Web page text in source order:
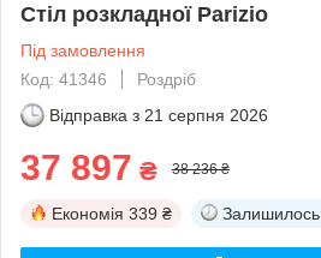
Стіл розкладної Parizio
Під замовлення
Код: 41346
Роздріб
Відправка з 21 серпня 2026
37 897 ₴ 38 236 ₴
Економія 339 ₴ Залишилось